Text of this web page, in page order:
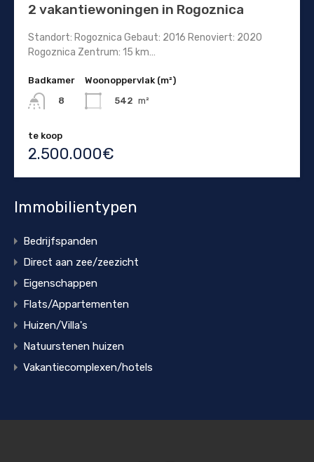
2 vakantiewoningen in Rogoznica
Standort: Rogoznica Gebaut: 2016 Renoviert: 2020
Rogoznica Zentrum: 15 km…
Badkamer
8
Woonoppervlak (m²)
542 m²
te koop
2.500.000€
Immobilientypen
Bedrijfspanden
Direct aan zee/zeezicht
Eigenschappen
Flats/Appartementen
Huizen/Villa's
Natuurstenen huizen
Vakantiecomplexen/hotels